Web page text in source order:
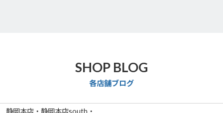
SHOP BLOG
各店舗ブログ